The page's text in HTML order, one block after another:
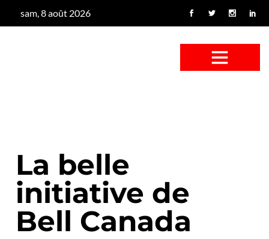
sam, 8 août 2026
La belle
initiative de
Bell Canada